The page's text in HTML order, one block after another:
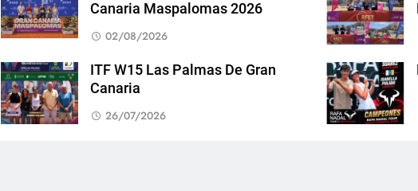
Canaria Maspalomas 2026
02/08/2026
ITF W15 Las Palmas De Gran
Canaria
26/07/2026